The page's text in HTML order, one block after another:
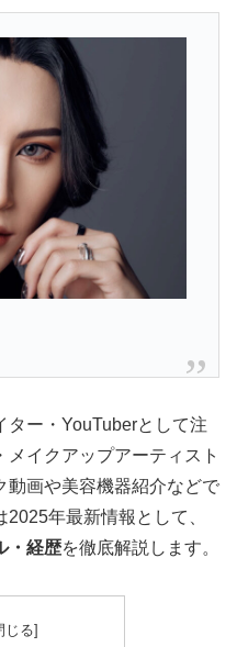
ター・YouTuberとして注
メイクアップアーティスト
動画や美容機器紹介などで
年最新情報として、
・経歴を徹底解説します。